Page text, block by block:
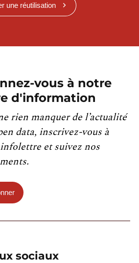
une réutilisation
vous à notre
d'information
rien manquer de l’actualité
data, inscrivez-vous à
et suivez nos
sociaux